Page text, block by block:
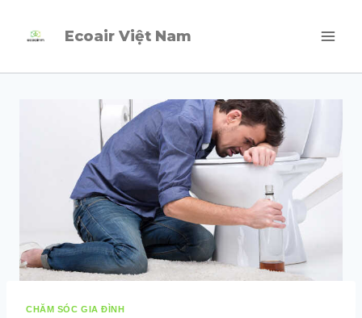
Ecoair Việt Nam
CHĂM SÓC GIA ĐÌNH